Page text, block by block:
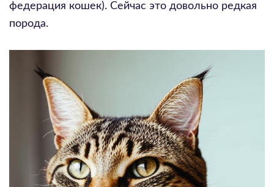
федерация кошек). Сейчас это довольно редкая
порода.